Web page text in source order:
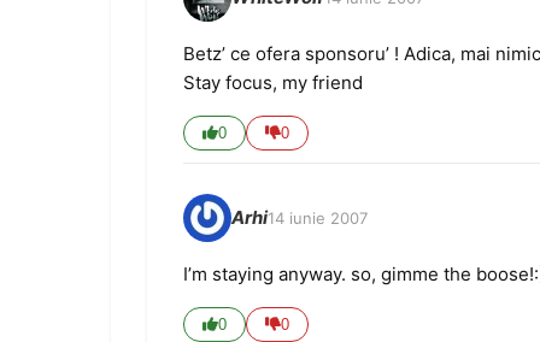
Betz’ ce ofera sponsoru’ ! Adica, mai
Stay focus, my friend
0 0
Arhi14 iunie 2007
I’m staying anyway. so, gimme the
0 0